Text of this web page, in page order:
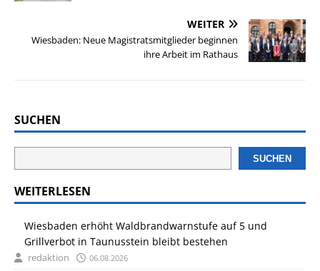
WEITER
Wiesbaden: Neue Magistratsmitglieder beginnen
ihre Arbeit im Rathaus
SUCHEN
SUCHEN
WEITERLESEN
Wiesbaden erhöht Waldbrandwarnstufe auf 5 und
Grillverbot in Taunusstein bleibt bestehen
redaktion 06.08.2026